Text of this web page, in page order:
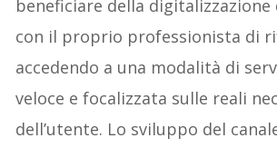
beneficiare della
con il proprio professionista di
accedendo a una modalità di
veloce e focalizzata sulle reali
dell’utente. Lo sviluppo del